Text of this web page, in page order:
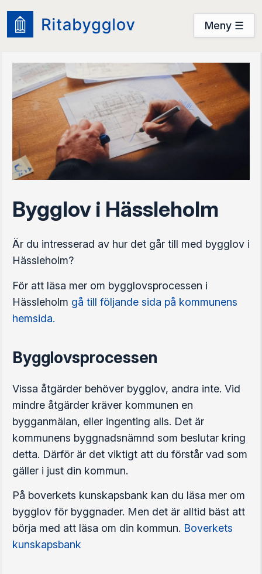
Meny ☰
Startsidan
Prova nu
Prova nu
Bygglov i Hässleholm
Är du intresserad av hur det går till med bygglov i
Hässleholm?
För att läsa mer om bygglovsprocessen i
Hässleholm gå till följande sida på kommunens
hemsida.
Bygglovsprocessen
Vissa åtgärder behöver bygglov, andra inte. Vid
mindre åtgärder kräver kommunen en
bygganmälan, eller ingenting alls. Det är
kommunens byggnadsnämnd som beslutar kring
detta. Därför är det viktigt att du förstår vad som
gäller i just din kommun.
På boverkets kunskapsbank kan du läsa mer om
bygglov för byggnader. Men det är alltid bäst att
börja med att läsa om din kommun. Boverkets
kunskapsbank